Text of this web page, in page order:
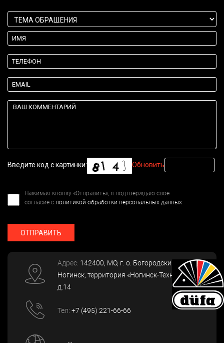
Введите код с картинки: Обновить
Нажимая кнопку «Отправить», я подтверждаю свое
согласие с политикой обработки персональных данных
ОТПРАВИТЬ
Адрес: 142400, МО, г. о. Богородский, г.
Ногинск, территория «Ногинск-Технопарк»,
д.14
Тел: +7 (495) 221-66-66